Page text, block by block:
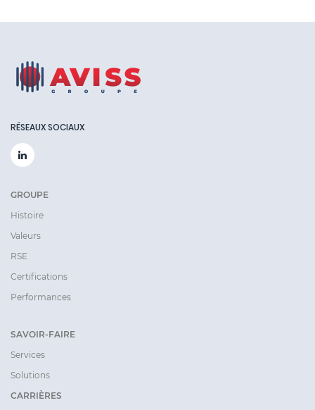
RÉSEAUX SOCIAUX
GROUPE
Histoire
Valeurs
RSE
Certifications
Performances
SAVOIR-FAIRE
Services
Solutions
CARRIÈRES